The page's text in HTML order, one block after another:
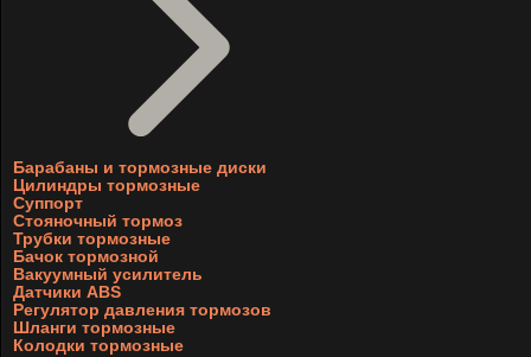
Барабаны и тормозные диски
Цилиндры тормозные
Суппорт
Стояночный тормоз
Трубки тормозные
Бачок тормозной
Вакуумный усилитель
Датчики ABS
Регулятор давления тормозов
Шланги тормозные
Колодки тормозные